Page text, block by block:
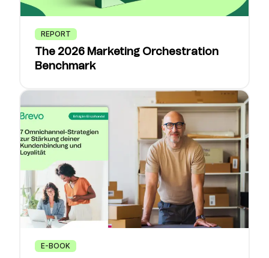
REPORT
The 2026 Marketing Orchestration
Benchmark
E-BOOK